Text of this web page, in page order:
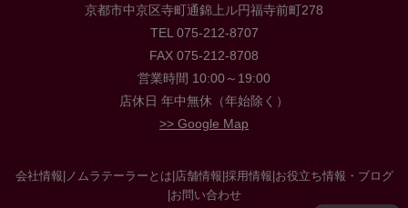
京都市中京区寺町通錦上ル円福寺前町278
TEL 075-212-8707
FAX 075-212-8708
営業時間 10:00～19:00
店休日 年中無休（年始除く）
>> Google Map
会社情報 ノムラテーラーとは 店舗情報 採用情報 お役立ち情報・ブログ
お問い合わせ